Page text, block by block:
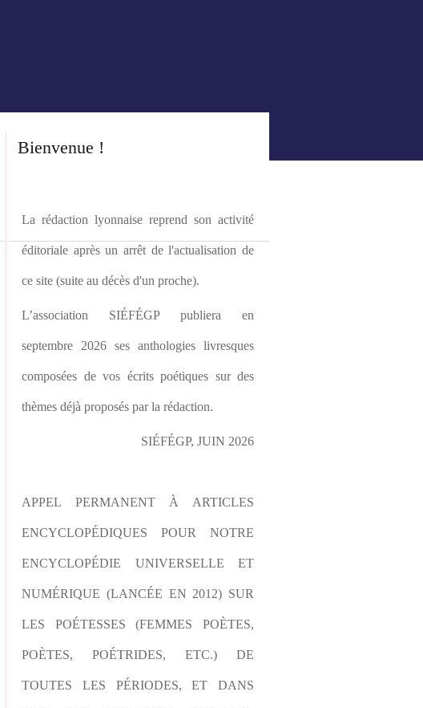
Bienvenue !
La rédaction lyonnaise reprend son activité
éditoriale après un arrêt de l'actualisation de
ce site (suite au décès d'un proche).
L’association SIÉFÉGP publiera en
septembre 2026 ses anthologies livresques
composées de vos écrits poétiques sur des
thèmes déjà proposés par la rédaction.
SIÉFÉGP, JUIN 2026
APPEL PERMANENT À ARTICLES
ENCYCLOPÉDIQUES POUR NOTRE
ENCYCLOPÉDIE UNIVERSELLE ET
NUMÉRIQUE (LANCÉE EN 2012) SUR
LES POÉTESSES (FEMMES POÈTES,
POÈTES, POÉTRIDES, ETC.) DE
TOUTES LES PÉRIODES, ET DANS